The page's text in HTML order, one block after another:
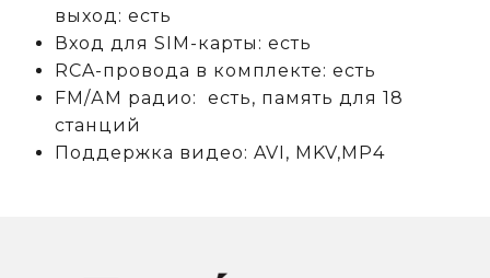
выход: есть
Вход для SIM-карты: есть
RCA-провода в комплекте: есть
FM/АM радио: есть, память для 18
станций
Поддержка видео: AVI, MKV,MP4